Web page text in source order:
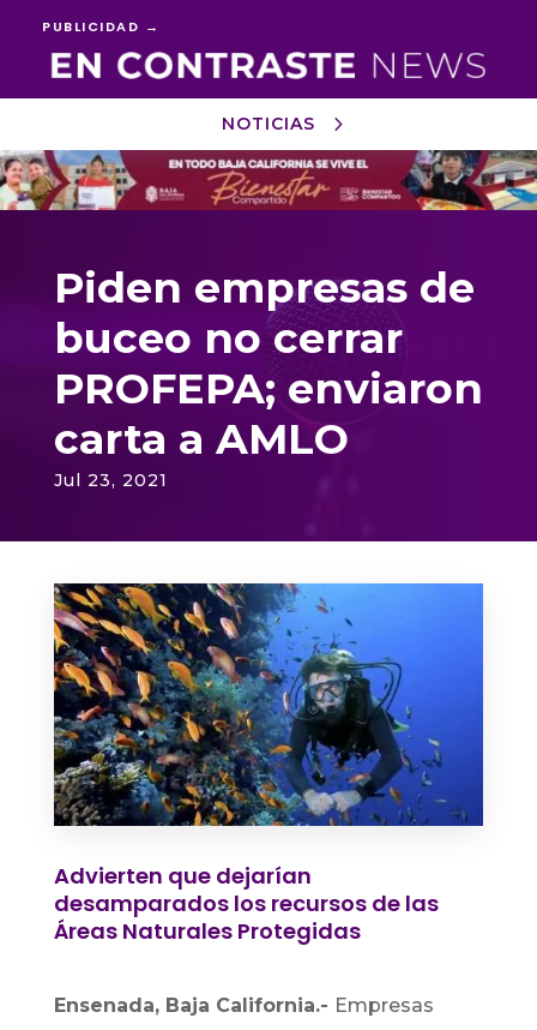
PUBLICIDAD →
NOTICIAS
Reproductor
de
vídeo
Piden empresas de
buceo no cerrar
PROFEPA; enviaron
carta a AMLO
Jul 23, 2021
Advierten que dejarían
desamparados los recursos de las
Áreas Naturales Protegidas
Ensenada, Baja California.- Empresas